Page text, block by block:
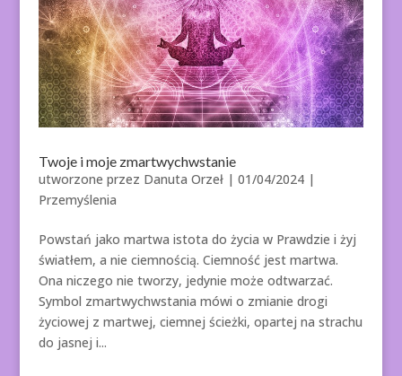
Twoje i moje zmartwychwstanie
utworzone przez Danuta Orzeł| 01/04/2024|
Przemyślenia
Powstań jako martwa istota do życia w Prawdzie i żyj
światłem, a nie ciemnością. Ciemność jest martwa.
Ona niczego nie tworzy, jedynie może odtwarzać.
Symbol zmartwychwstania mówi o zmianie drogi
życiowej z martwej, ciemnej ścieżki, opartej na strachu
do jasnej i...